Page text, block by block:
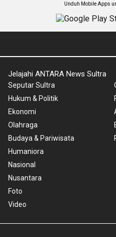
Unduh Mobile Apps
Jelajahi ANTARA News Sultra
Seputar Sultra
Hukum & Politik
Ekonomi
Olahraga
Budaya & Pariwisata
Humaniora
Nasional
Nusantara
Foto
Video